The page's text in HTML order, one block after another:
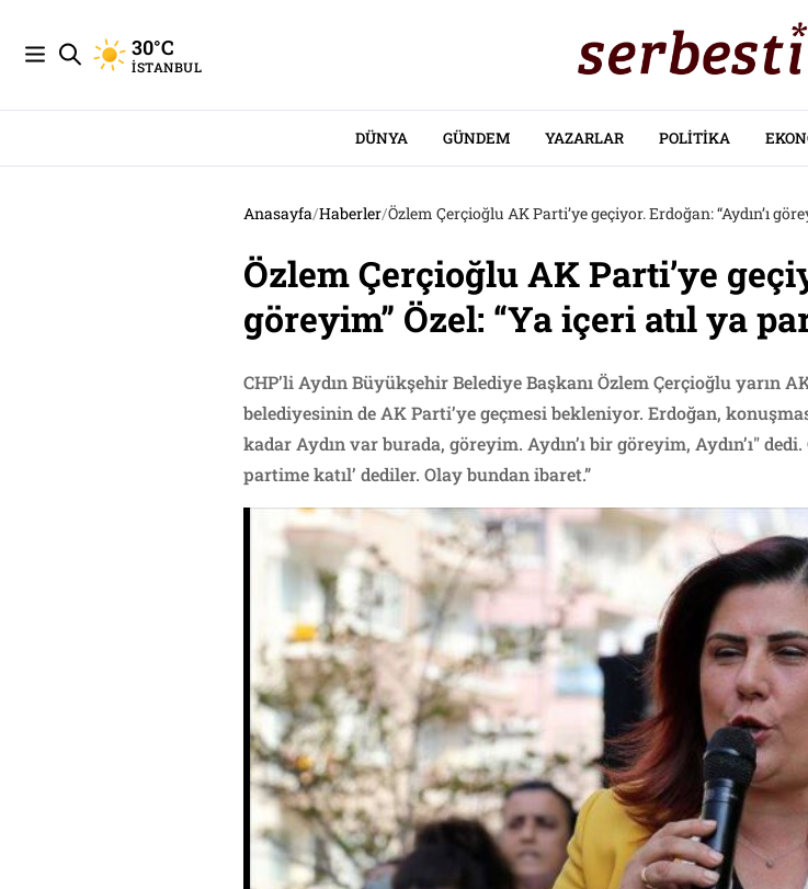
30°C
İSTANBUL
DÜNYA GÜNDEM YAZARLAR POLITIKA
Anasayfa/Haberler/Özlem Çerçioğlu AK Parti’ye geçiyor. Erdoğan: “Aydın’ı
Özlem Çerçioğlu AK Parti’ye
göreyim” Özel: “Ya içeri atıl ya
CHP’li Aydın Büyükşehir Belediye Başkanı Özlem Çerçioğlu yarın
belediyesinin de AK Parti’ye geçmesi bekleniyor. Erdoğan,
kadar Aydın var burada, göreyim. Aydın’ı bir göreyim, Aydın’ı"
partime katıl’ dediler. Olay bundan ibaret.”